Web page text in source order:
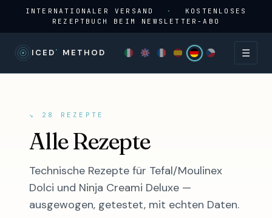
INTERNATIONALER VERSAND ·
KOSTENLOSES
REZEPTBUCH BEIM NEWSLETTER-ABO
ICED ° METHOD ☰
↘ 28 REZEPTE
Alle Rezepte
Technische Rezepte für Tefal/Moulinex
Dolci und Ninja Creami Deluxe —
ausgewogen, getestet, mit echten Daten.